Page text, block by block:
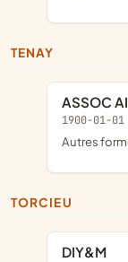
TENAY
ASSOC
1900-01-01
Autres
TORCIEU
DIY&M